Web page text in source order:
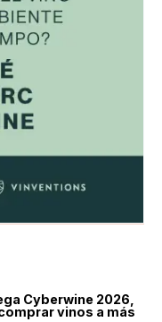
Cyberwine 2026,
vinos a más